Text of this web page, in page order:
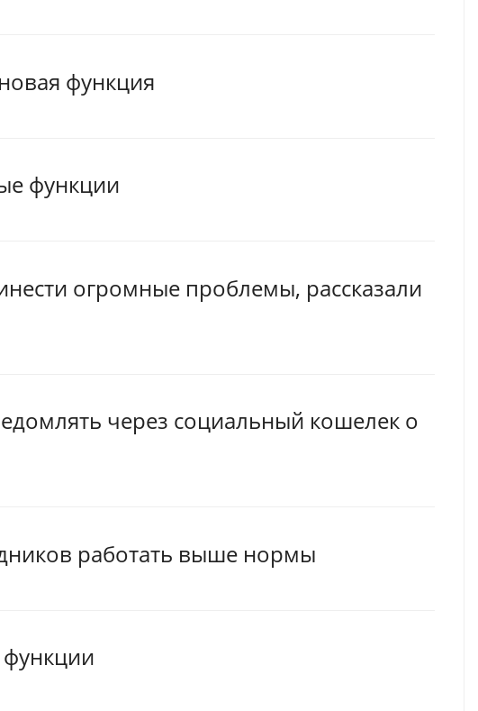
функция
функции
огромные проблемы, рассказали
через социальный кошелек о
работать выше нормы